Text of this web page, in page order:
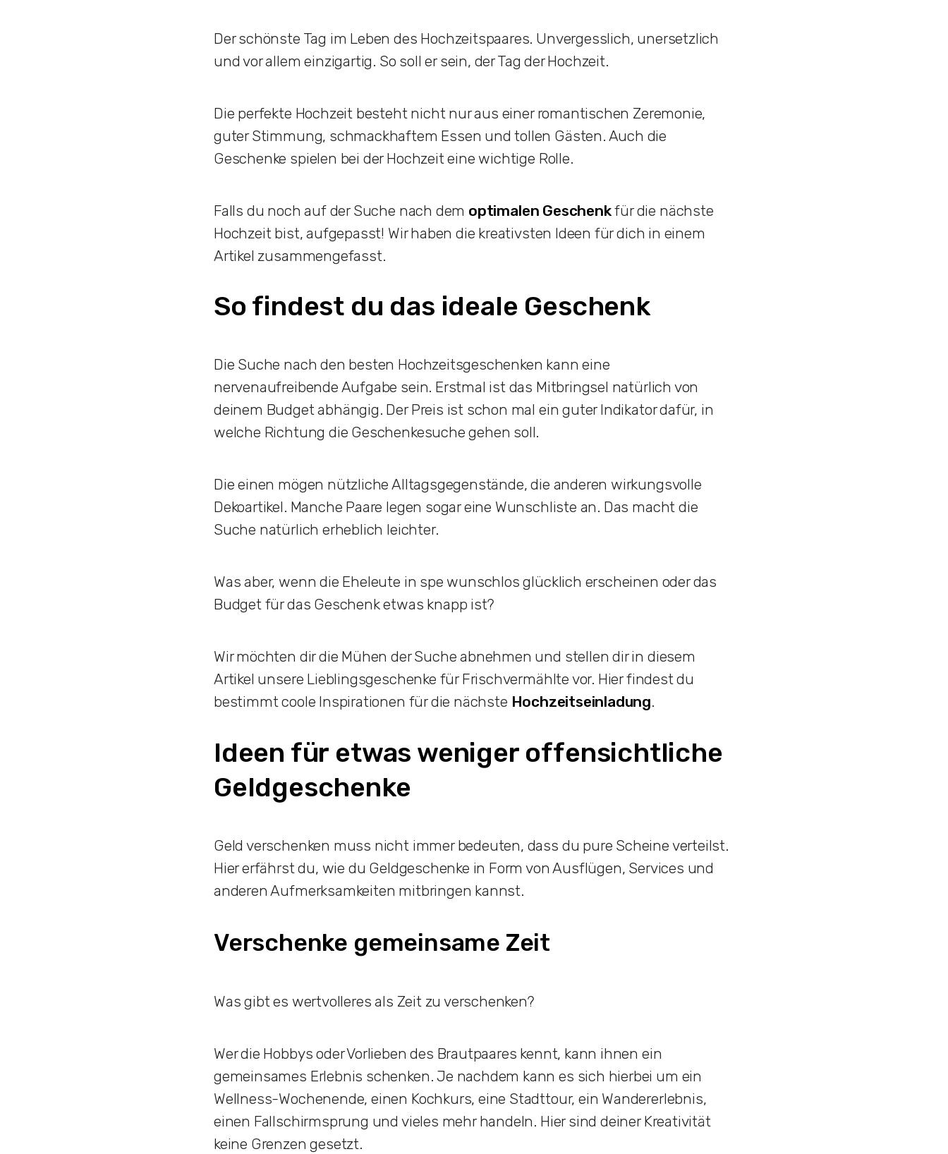
Der schönste Tag im Leben des Hochzeitspaares. Unvergesslich, unersetzlich
und vor allem einzigartig. So soll er sein, der Tag der Hochzeit.
Die perfekte Hochzeit besteht nicht nur aus einer romantischen Zeremonie,
guter Stimmung, schmackhaftem Essen und tollen Gästen. Auch die
Geschenke spielen bei der Hochzeit eine wichtige Rolle.
Falls du noch auf der Suche nach dem optimalen Geschenkfür die nächste
Hochzeit bist, aufgepasst! Wir haben die kreativsten Ideen für dich in einem
Artikel zusammengefasst.
So findest du das ideale Geschenk
Die Suche nach den besten Hochzeitsgeschenken kann eine
nervenaufreibende Aufgabe sein. Erstmal ist das Mitbringsel natürlich von
deinem Budget abhängig. Der Preis ist schon mal ein guter Indikator dafür, in
welche Richtung die Geschenkesuche gehen soll.
Die einen mögen nützliche Alltagsgegenstände, die anderen wirkungsvolle
Dekoartikel. Manche Paare legen sogar eine Wunschliste an. Das macht die
Suche natürlich erheblich leichter.
Was aber, wenn die Eheleute in spe wunschlos glücklich erscheinen oder das
Budget für das Geschenk etwas knapp ist?
Wir möchten dir die Mühen der Suche abnehmen und stellen dir in diesem
Artikel unsere Lieblingsgeschenke für Frischvermählte vor. Hier findest du
bestimmt coole Inspirationen für die nächste Hochzeitseinladung.
Ideen für etwas weniger offensichtliche
Geldgeschenke
Geld verschenken muss nicht immer bedeuten, dass du pure Scheine verteilst.
Hier erfährst du, wie du Geldgeschenke in Form von Ausflügen, Services und
anderen Aufmerksamkeiten mitbringen kannst.
Verschenke gemeinsame Zeit
Was gibt es wertvolleres als Zeit zu verschenken?
Wer die Hobbys oder Vorlieben des Brautpaares kennt, kann ihnen ein
gemeinsames Erlebnis schenken. Je nachdem kann es sich hierbei um ein
Wellness-Wochenende, einen Kochkurs, eine Stadttour, ein Wandererlebnis,
einen Fallschirmsprung und vieles mehr handeln. Hier sind deiner Kreativität
keine Grenzen gesetzt.